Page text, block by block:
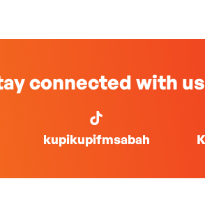
connected with
kupikupifmsabah